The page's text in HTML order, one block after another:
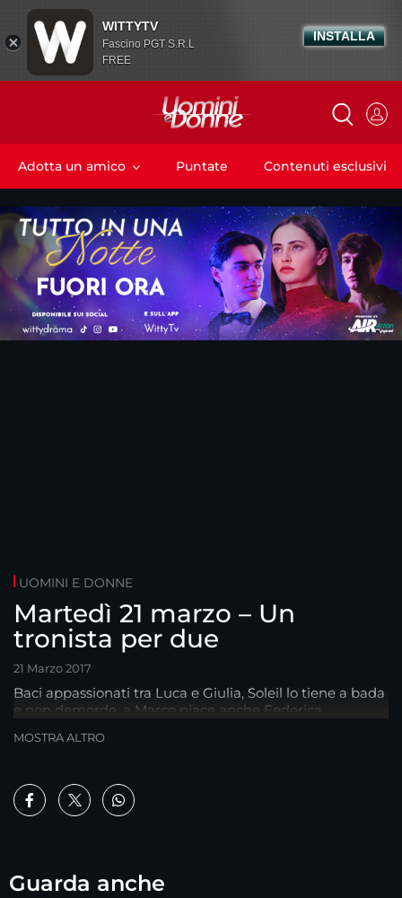
Adotta un amico Puntate Contenuti esclusivi
UOMINI E DONNE
Martedì 21 marzo – Un
tronista per due
21 Marzo 2017
Baci appassionati tra Luca e Giulia, Soleil lo tiene a bada
e non demorde, a Marco piace anche Federica
MOSTRA ALTRO
Guarda anche
WITTYTV
Fascino PGT S.R.L
FREE
INSTALLA